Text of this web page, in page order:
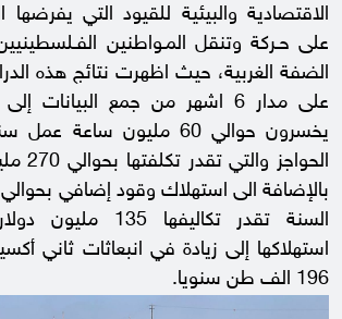
الاقتصادية والبيئية للقيود التي يفرضها
على حـركة وتنقل المـواطنين
الضفة الغربية، حيث اظهرت نتائج هذه
على مدار 6 اشهر من جمع
يخسرون حوالي 60 مليون
الحواجز
السنة تقدر تكاليفها
استهلاكها إلى زيادة في انبعاثات ثاني
196 الف طن سنويا.